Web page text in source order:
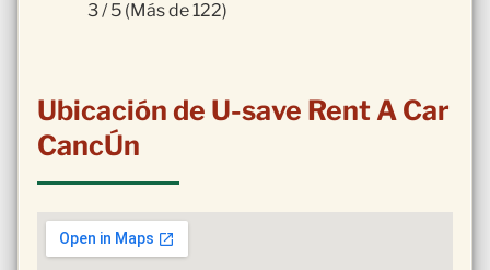
3 / 5 (Más de 122)
Ubicación de U-save Rent A Car
CancÚn